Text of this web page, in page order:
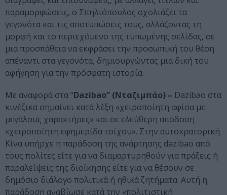
παραμορφώσεις, ο Σπηλιόπουλος σχολιάζει τα
γεγονότα και τις αποτυπώσεις τους, αλλάζοντας τη
μορφή και το περιεχόμενο της τυπωμένης σελίδας, σε
μια προσπάθεια να εκφράσει την προσωπική του θέση
απέναντι στα γεγονότα, δημιουργώντας μια δική του
αφήγηση για την πρόσφατη ιστορία.
Με αναφορά στα “Dazibao” (Νταζιμπάο) – Dazibao στα
κινέζικα σημαίνει κατά λέξη «χειροποίητη αφίσα με
μεγάλους χαρακτήρες» και σε ελεύθερη απόδοση
«χειροποίητη εφημερίδα τοίχου». Στην αυτοκρατορική
Κίνα υπήρχε η παράδοση της ανάρτησης dazibao από
τους πολίτες είτε για να διαμαρτυρηθούν για πράξεις ή
παραλείψεις της διοίκησης είτε για να θέσουν σε
δημόσιο διάλογο πολιτικά ή ηθικά ζητήματα. Αυτή η
παράδοση αναβίωσε κατά την «πολιτιστική